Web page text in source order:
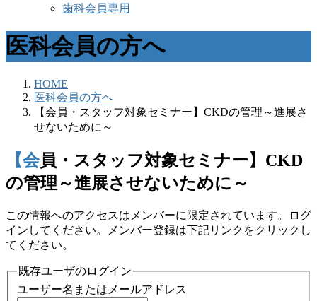
歯科会員専用
医科会員の方へ
HOME
医科会員の方へ
【会員・スタッフ対象セミナー】CKDの管理～進展さ
せないために～
【会員・スタッフ対象セミナー】CKD
の管理～進展させないために～
この情報へのアクセスはメンバーに限定されています。ログ
インしてください。メンバー登録は下記リンクをクリックし
てください。
既存ユーザのログイン
ユーザー名またはメールアドレス